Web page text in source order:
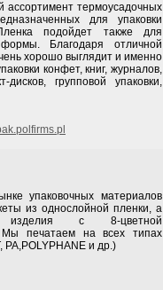
термоусадочных
для упаковки
подойдет также для
Благодаря отличной
хорошо выглядит и именно
конфет, книг, журналов,
дисков, групповой упаковки,
упаковочных материалов
из однослойной пленки, а
изделия с 8-цветной
Мы печатаем на всех типах
PA,POLYPHANE и др.)